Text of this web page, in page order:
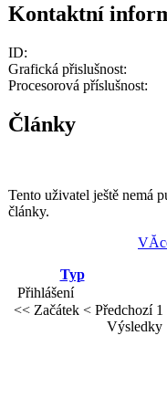
Kontaktní
ID:
Grafická přislušnost:
Procesorová příslušnost:
Články
Tento uživatel ještě nemá
články.
Typ
Přihlášení
<< Začátek < Předchozí 1
Výsledky